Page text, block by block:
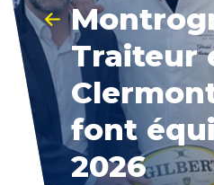
Traiteur
font
2026